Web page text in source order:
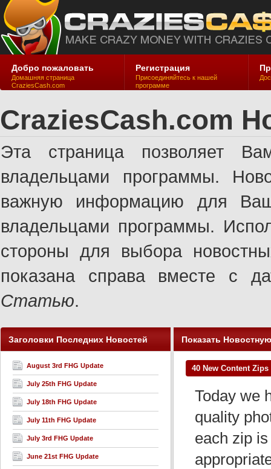
Добро пожаловать
Домашняя страница
CraziesCash.com
Регистрация
Присоединяйтесь к нашей
программе
CraziesCash.com
Эта страница позволяет
владельцами программы.
важную информацию для
владельцами программы.
стороны для выбора
показана справа вместе с
Статью.
Заголовки Последних Новостей
August 3rd FHG Update
July 25th FHG Update
July 18th FHG Update
July 11th FHG Update
July 3rd FHG Update
June 21st FHG Update
Показать
40 New Content
Today we
quality
each zip